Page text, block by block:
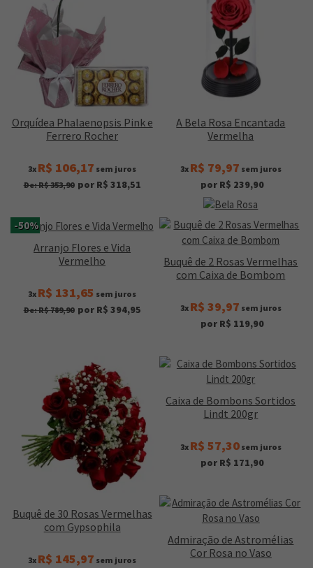
Orquídea Phalaenopsis Pink e
Ferrero Rocher
3x R$ 106,17 sem juros
De: R$ 353,90 por R$ 318,51
A Bela Rosa Encantada
Vermelha
3x R$ 79,97 sem juros
por R$ 239,90
-50%
Arranjo Flores e Vida
Vermelho
3x R$ 131,65 sem juros
De: R$ 789,90 por R$ 394,95
Buquê de 2 Rosas Vermelhas
com Caixa de Bombom
3x R$ 39,97 sem juros
por R$ 119,90
Buquê de 30 Rosas Vermelhas
com Gypsophila
3x R$ 145,97 sem juros
Caixa de Bombons Sortidos
Lindt 200gr
3x R$ 57,30sem juros
por R$ 171,90
Admiração de Astromélias
Cor Rosa no Vaso